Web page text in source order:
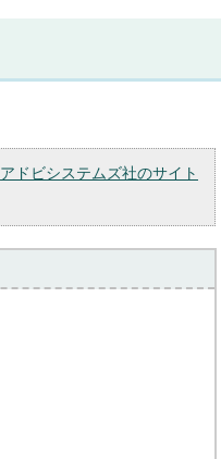
アドビシステムズ社のサイト